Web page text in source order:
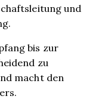
und
bis zur
zu
macht den